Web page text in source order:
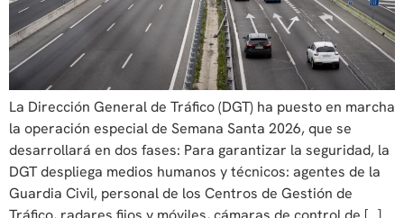
La Dirección General de Tráfico (DGT) ha puesto en marcha
la operación especial de Semana Santa 2026, que se
desarrollará en dos fases: Para garantizar la seguridad, la
DGT despliega medios humanos y técnicos: agentes de la
Guardia Civil, personal de los Centros de Gestión de